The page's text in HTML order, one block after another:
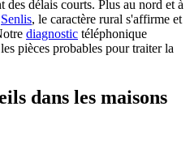
des délais courts. Plus au nord et à
Senlis, le caractère rural s'affirme et
diagnostic téléphonique
pièces probables pour traiter la
dans les maisons